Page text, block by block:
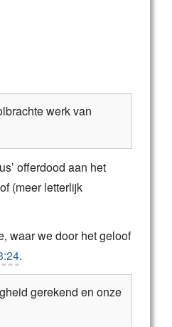
werk van
offerdood aan het
(meer letterlijk
waar we door het geloof
.
gerekend en onze